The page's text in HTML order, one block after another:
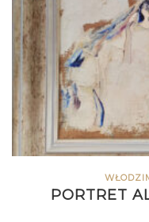
PORTRET